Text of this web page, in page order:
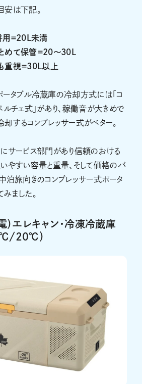
安は下記。
用＝20L未満
めて保管＝20〜30L
重視＝30L以上
ータブル冷蔵庫の冷却方式には「コ
ルチェ式」があり、稼働音が大きめで
するコンプレッサー式がベター。
にサービス部門があり信頼のおける
いやすい容量と重量、そして価格のバ
泊旅向きのコンプレッサー式ポータ
ました。
）エレキャン・冷凍冷蔵庫
20℃）